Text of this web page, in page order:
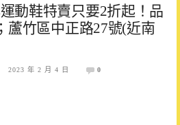
動鞋特賣只要2折起！品
蘆竹區中正路27號(近南
2023 年 2 月 4 日 0